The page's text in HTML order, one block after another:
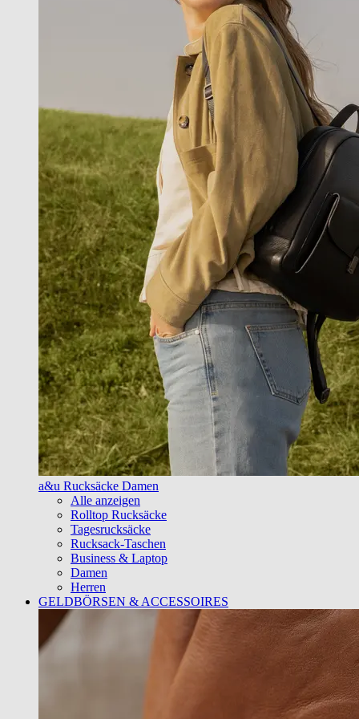
a&u Rucksäcke Damen
Alle anzeigen
Rolltop Rucksäcke
Tagesrucksäcke
Rucksack-Taschen
Business & Laptop
Damen
Herren
GELDBÖRSEN & ACCESSOIRES